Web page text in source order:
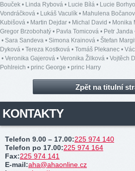
Bouček • Linda Rybová • Lucie Bílá • Lucie
Vondráčková • Lukáš Vaculík • Mahulena
Kubišová • Martin Dejdar • Michal David • Monika
Gregor Brzobohatý • Pavla Tomicová • Petr Janda
• Sara Sandeva • Simona Krainová • Štefan
Dyková • Tereza Kostková • Tomáš Plekanec •
• Veronika Gajerová • Veronika Žilková • Vojtěch
Pohlreich • princ George • princ Harry
Zpět na titulní
KONTAKTY
Telefon 9.00 – 17.00:225 974 140
Telefon po 17.00:225 974 164
Fax:225 974 141
E-mail:aha@ahaonline.cz